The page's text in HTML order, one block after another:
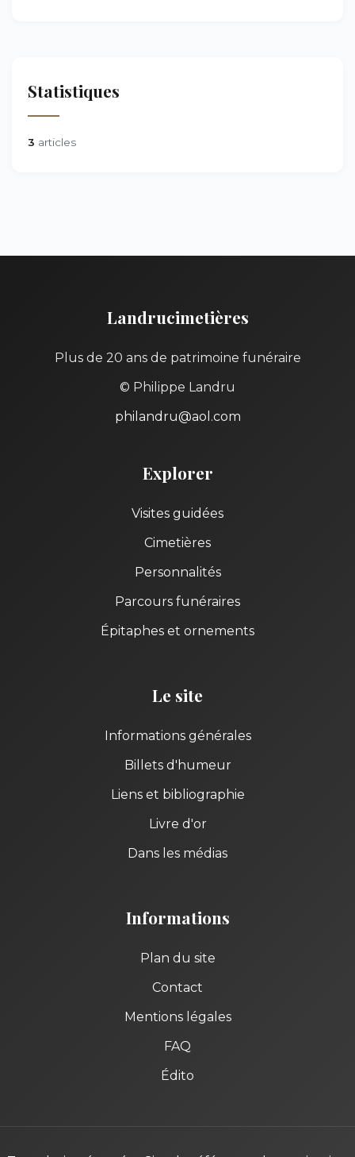
Statistiques
3 articles
Landrucimetières
Plus de 20 ans de patrimoine funéraire
© Philippe Landru
philandru@aol.com
Explorer
Visites guidées
Cimetières
Personnalités
Parcours funéraires
Épitaphes et ornements
Le site
Informations générales
Billets d'humeur
Liens et bibliographie
Livre d'or
Dans les médias
Informations
Plan du site
Contact
Mentions légales
FAQ
Édito